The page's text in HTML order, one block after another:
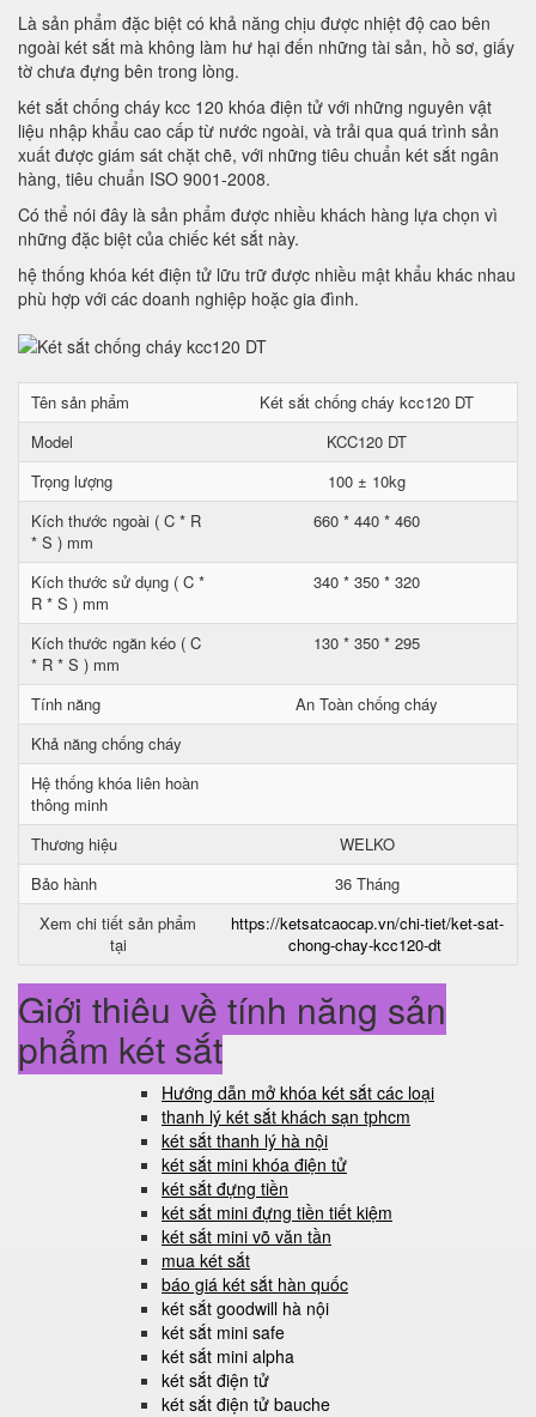
Là sản phẩm đặc biệt có khả năng chịu được nhiệt độ cao bên
ngoài két sắt mà không làm hư hại đến những tài sản, hồ sơ, giấy
tờ chưa đựng bên trong lòng.
két sắt chống cháy kcc 120 khóa điện tử với những nguyên vật
liệu nhập khẩu cao cấp từ nước ngoài, và trải qua quá trình sản
xuất được giám sát chặt chẽ, với những tiêu chuẩn két sắt ngân
hàng, tiêu chuẩn ISO 9001-2008.
Có thể nói đây là sản phẩm được nhiều khách hàng lựa chọn vì
những đặc biệt của chiếc két sắt này.
hệ thống khóa két điện tử lữu trữ được nhiều mật khẩu khác nhau
phù hợp với các doanh nghiệp hoặc gia đình.
Tên sản phẩm
Két sắt chống cháy kcc120 DT
Model
KCC120 DT
Trọng lượng
100 ± 10kg
Kích thước ngoài ( C * R
* S ) mm
660 * 440 * 460
Kích thước sử dụng ( C *
R * S ) mm
340 * 350 * 320
Kích thước ngăn kéo ( C
* R * S ) mm
130 * 350 * 295
Tính năng
An Toàn chống cháy
Khả năng chống cháy
Hệ thống khóa liên hoàn
thông minh
Thương hiệu
WELKO
Bảo hành
36 Tháng
Xem chi tiết sản phẩm
tại
https://ketsatcaocap.vn/chi-tiet/ket-sat-
chong-chay-kcc120-dt
Giới thiệu về tính năng sản
phẩm két sắt
Hướng dẫn mở khóa két sắt các loại
thanh lý két sắt khách sạn tphcm
két sắt thanh lý hà nội
két sắt mini khóa điện tử
két sắt đựng tiền
két sắt mini đựng tiền tiết kiệm
két sắt mini võ văn tần
mua két sắt
báo giá két sắt hàn quốc
két sắt goodwill hà nội
két sắt mini safe
két sắt mini alpha
két sắt điện tử
két sắt điện tử bauche